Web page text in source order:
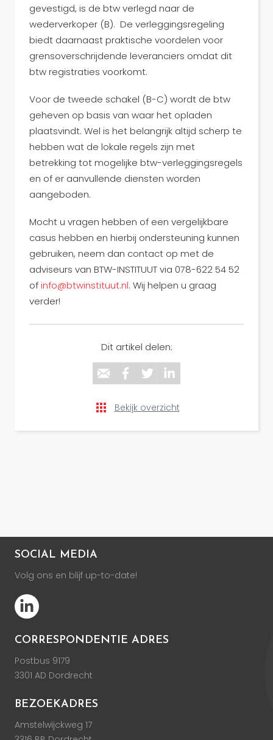
gevestigd, is de btw verlegd naar de
wederverkoper (B). De verleggingsregeling
biedt daarnaast praktische voordelen voor
grensoverschrijdende leveranciers omdat dit
btw registraties voorkomt.
Voor de tweede schakel (B-C) wordt de btw
geheven op basis van waar het opladen
plaatsvindt. Wel is het belangrijk altijd scherp te
hebben wat de lokale regels zijn met
betrekking tot mogelijke btw-verleggingsregels
en of er aanvullende diensten worden
aangeboden.
Mocht u vragen hebben of een vergelijkbare
casus hebben en hierbij ondersteuning kunnen
gebruiken, neem dan contact op met de
adviseurs van BTW-INSTITUUT via 078-622 54 52
ofinfo@btwinstituut.nl. Wij helpen u graag
verder!
Dit artikel delen:
Bekijk overzicht
SOCIAL MEDIA
Volg ons en blijf up-to-date!
CORRESPONDENTIE ADRES
Postbus 9179
3301 AD Dordrecht
BEZOEKADRES
Amstelwijckweg 17